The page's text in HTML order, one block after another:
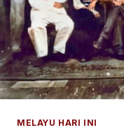
MELAYU HARI INI